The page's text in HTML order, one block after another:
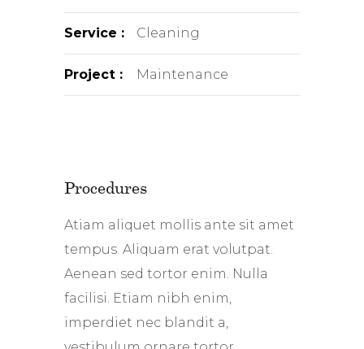
Service : Cleaning
Project : Maintenance
Procedures
Atiam aliquet mollis ante sit amet
tempus. Aliquam erat volutpat.
Aenean sed tortor enim. Nulla
facilisi. Etiam nibh enim,
imperdiet nec blandit a,